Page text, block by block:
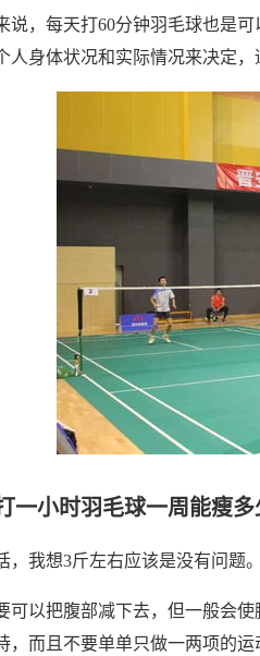
说，每天打60分钟羽毛球也是
人身体状况和实际情况来决定
一小时羽毛球一周能瘦
，我想3斤左右应该是没有问题
可以把腹部减下去，但一般会
，而且不要单单只做一两项的